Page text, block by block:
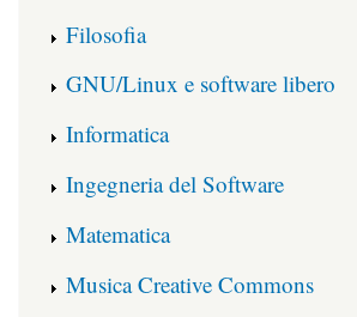
Filosofia
GNU/Linux e software libero
Informatica
Ingegneria del Software
Matematica
Musica Creative Commons